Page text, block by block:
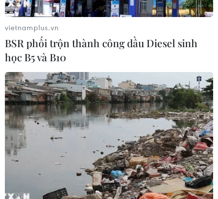
Thành phố Hồ Chí Minh mở rộng đối
tượng hỗ trợ dịp Tết Nhâm Dần 2022
09/01/2022 09:31
Sở Lao động-Thương binh và Xã hội TP.HCM đề xuất
tặng quà Tết 252 gia đình có cán bộ, công chức, viên
chức, lực lượng tham gia tuyến đầu, cá nhân tham gia
phòng, chống dịch bị tử vong do COVID-19.
vietnamplus.vn
BSR phối trộn thành công dầu Diesel sinh
học B5 và B10